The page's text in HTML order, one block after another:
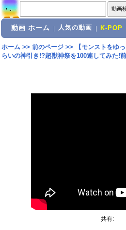
動画 ホーム 人気の動画 K-POP
ホーム>> 前のページ>>
【モンストをゆ
らいの神引き!?超獣神祭を100連してみた!
共有: